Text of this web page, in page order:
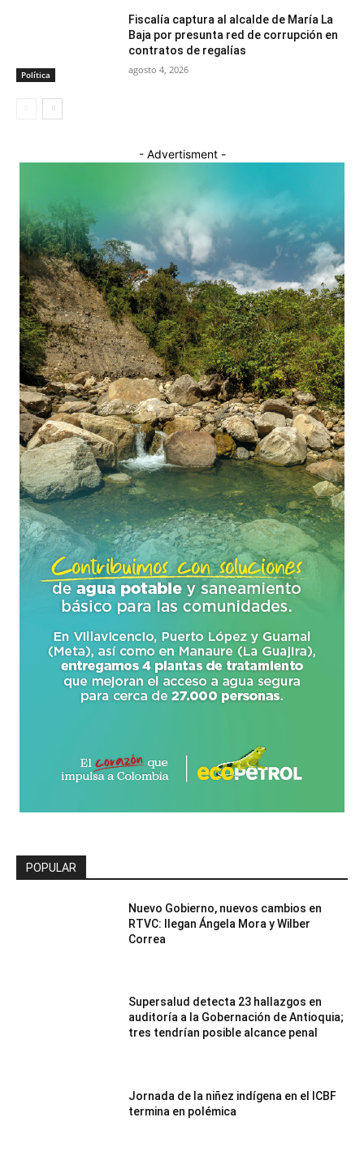
Política
Fiscalía captura al alcalde de María La
Baja por presunta red de corrupción en
contratos de regalías
agosto 4, 2026
- Advertisment -
POPULAR
Nuevo Gobierno, nuevos cambios en
RTVC: llegan Ángela Mora y Wilber
Correa
Supersalud detecta 23 hallazgos en
auditoría a la Gobernación de Antioquia;
tres tendrían posible alcance penal
Jornada de la niñez indígena en el ICBF
termina en polémica